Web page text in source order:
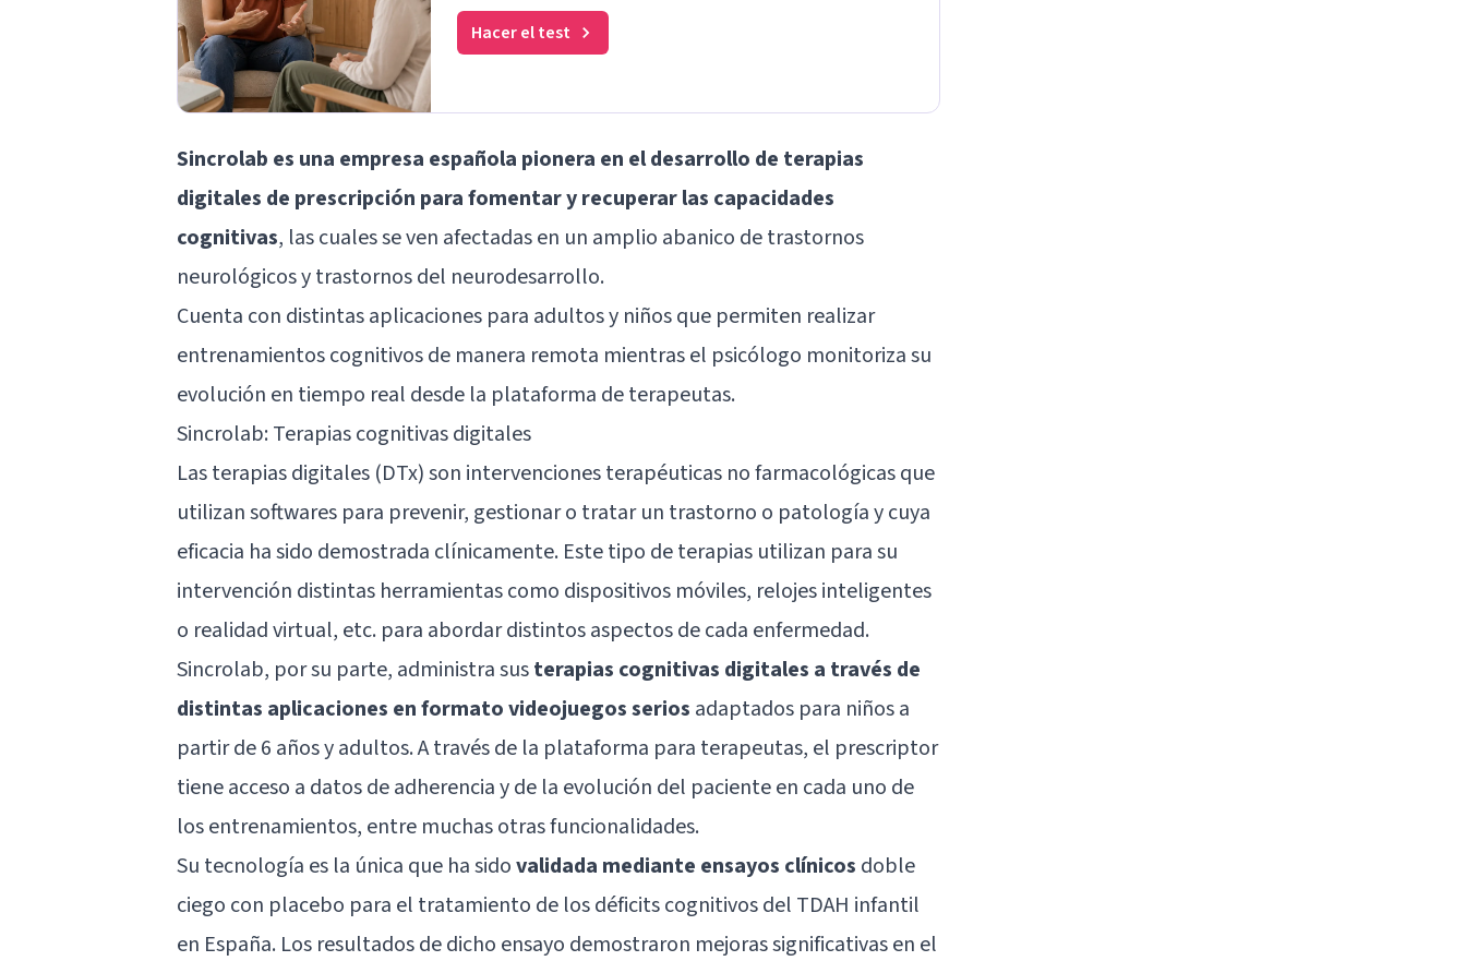
Hacer el test
Sincrolab es una empresa española pionera en el desarrollo de terapias
digitales de prescripción para fomentar y recuperar las capacidades
cognitivas, las cuales se ven afectadas en un amplio abanico de trastornos
neurológicos ytrastornos del neurodesarrollo.
Cuenta con distintas aplicaciones para adultos y niños que permiten realizar
entrenamientos cognitivos de manera remota mientras el psicólogo monitoriza su
evolución en tiempo real desde la plataforma de terapeutas.
Sincrolab: Terapias cognitivas digitales
Las terapias digitales (DTx) son intervenciones terapéuticas no farmacológicas que
utilizan softwares para prevenir, gestionar o tratar un trastorno o patología y cuya
eficacia ha sido demostrada clínicamente. Este tipo de terapias utilizan para su
intervención distintas herramientas como dispositivos móviles, relojes inteligentes
o realidad virtual, etc. para abordar distintos aspectos de cada enfermedad.
Sincrolab, por su parte, administra susterapias cognitivas digitales a través de
distintas aplicaciones en formato videojuegos serios adaptados para niños a
partir de 6 años y adultos. A través de la plataforma para terapeutas, el prescriptor
tiene acceso a datos de adherencia y de la evolución del paciente en cada uno de
los entrenamientos, entre muchas otras funcionalidades.
Su tecnología es la única que ha sidovalidada mediante ensayos clínicos doble
ciego con placebo para el tratamiento de los déficits cognitivos del TDAH infantil
en España. Los resultados de dicho ensayo demostraron mejoras significativas en el